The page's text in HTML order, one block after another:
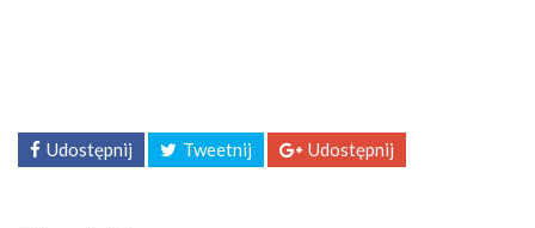
Udostępnij Tweetnij Udostępnij